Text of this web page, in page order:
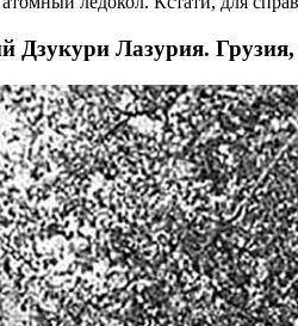
Дзукури Лазурия. Грузия,